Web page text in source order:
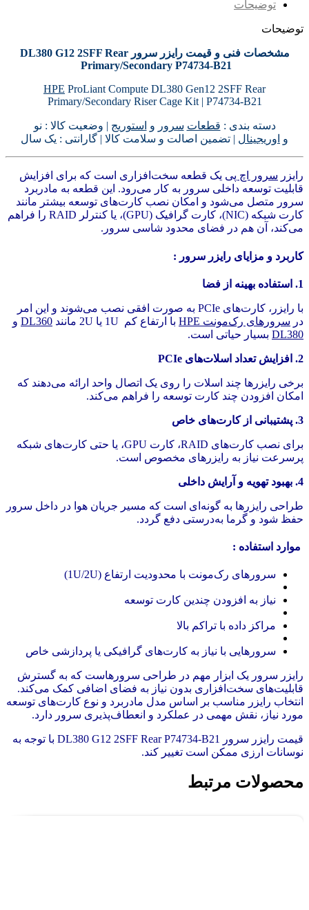
توضیحات
توضیحات
مشخصات فنی و قیمت رایزر سرور DL380 G12 2SFF Rear
Primary/Secondary P74734-B21
HPE ProLiant Compute DL380 Gen12 2SFF Rear
Primary/Secondary Riser Cage Kit | P74734-B21
دسته بندی : قطعات سرور و استوریج | وضعیت کالا : نو
و اوریجینال | تضمین اصالت و سلامت کالا | گارانتی : یک سال
رایزر سرور اچ پی یک قطعه سخت‌افزاری است که برای افزایش
قابلیت توسعه داخلی سرور به کار می‌رود. این قطعه به مادربرد
سرور متصل می‌شود و امکان نصب کارت‌های توسعه بیشتر مانند
کارت شبکه (NIC)، کارت گرافیک (GPU)، یا کنترلر RAID را فراهم
می‌کند، آن هم در فضای محدود شاسی سرور.
کاربرد و مزایای رایزر سرور :
1. استفاده بهینه از فضا
با رایزر، کارت‌های PCIe به صورت افقی نصب می‌شوند و این امر
در سرورهای رک‌مونت HPE با ارتفاع کم 1U یا 2U مانند DL360 و
DL380 بسیار حیاتی است.
2. افزایش تعداد اسلات‌های PCIe
برخی رایزرها چند اسلات را روی یک اتصال واحد ارائه می‌دهند که
امکان افزودن چند کارت توسعه را فراهم می‌کند.
3. پشتیبانی از کارت‌های خاص
برای نصب کارت‌های RAID، کارت GPU، یا حتی کارت‌های شبکه
پرسرعت نیاز به رایزرهای مخصوص است.
4. بهبود تهویه و آرایش داخلی
طراحی رایزرها به گونه‌ای است که مسیر جریان هوا در داخل سرور
حفظ شود و گرما به‌درستی دفع گردد.
موارد استفاده :
سرورهای رک‌مونت با محدودیت ارتفاع (1U/2U)
نیاز به افزودن چندین کارت توسعه
مراکز داده با تراکم بالا
سرورهایی با نیاز به کارت‌های گرافیکی یا پردازشی خاص
رایزر سرور یک ابزار مهم در طراحی سرورهاست که به گسترش
قابلیت‌های سخت‌افزاری بدون نیاز به فضای اضافی کمک می‌کند.
انتخاب رایزر مناسب بر اساس مدل مادربرد و نوع کارت‌های توسعه
مورد نیاز، نقش مهمی در عملکرد و انعطاف‌پذیری سرور دارد.
قیمت رایزر سرور DL380 G12 2SFF Rear P74734-B21 با توجه به
نوسانات ارزی ممکن است تغییر کند.
محصولات مرتبط